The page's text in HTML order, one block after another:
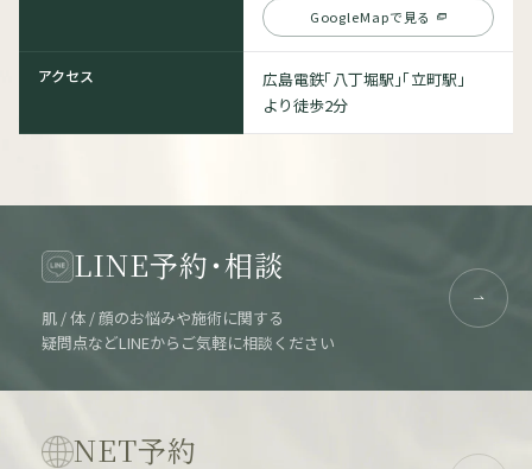
GoogleMapで見る
アクセス
広島電鉄「八丁堀駅」「立町駅」
より徒歩2分
LINE予約・相談
肌 / 体 / 顔のお悩みや施術に関する
疑問点などLINEからご気軽に相談ください
NET予約